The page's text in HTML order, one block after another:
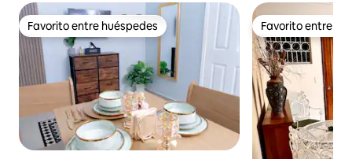
Favorito entre huéspedes
Favorito entre huéspedes Favorito entre
Favorito entre